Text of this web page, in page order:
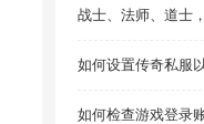
战士、法师、道士
如何设置传奇私服
如何检查游戏登录